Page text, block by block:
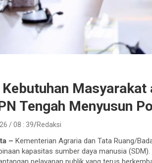
Kebutuhan
Tengah Menyusun
/ 08 : 39 Redaksi
– Kementerian Agraria dan Tata Ruang/
kapasitas sumber daya manusia